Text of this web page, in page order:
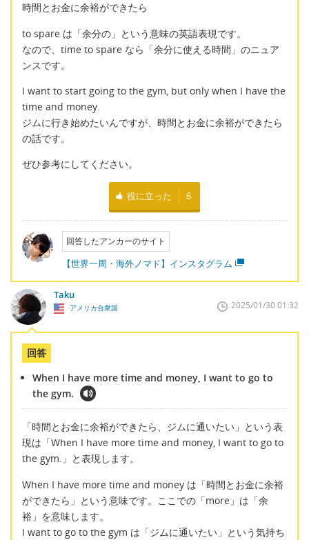
時間とお金に余裕ができたら
to spare は「余分の」という意味の英語表現です。
なので、time to spare なら「余分に使える時間」のニュア
ンスです。
I want to start going to the gym, but only when I have the
time and money.
ジムに行き始めたいんですが、時間とお金に余裕ができたら
の話です。
ぜひ参考にしてください。
役に立った 6
回答したアンカーのサイト
【世界一周・海外ノマド】インスタグラム
Taku
アメリカ合衆国 2025/01/30 01:32
回答
When I have more time and money, I want to go to
the gym.
「時間とお金に余裕ができたら、ジムに通いたい」という表
現は「When I have more time and money, I want to go to
the gym.」と表現します。
When I have more time and money は「時間とお金に余裕
ができたら」という意味です。ここでの「more」は「余
裕」を意味します。
I want to go to the gym は「ジムに通いたい」という気持ち